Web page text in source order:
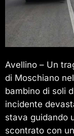
Avellino – Un
di Moschiano
bambino di soli
incidente
stava guidando
scontrato con